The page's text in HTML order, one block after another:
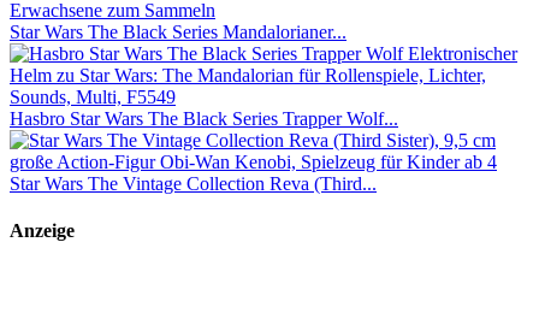
Star Wars The Black Series Mandalorianer...
Hasbro Star Wars The Black Series Trapper Wolf...
Star Wars The Vintage Collection Reva (Third...
Anzeige